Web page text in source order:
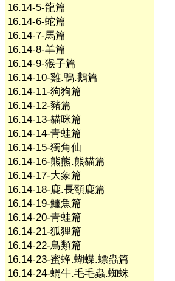
16.14-5-龍篇
16.14-6-蛇篇
16.14-7-馬篇
16.14-8-羊篇
16.14-9-猴子篇
16.14-10-雞.鴨.鵝篇
16.14-11-狗狗篇
16.14-12-豬篇
16.14-13-貓咪篇
16.14-14-青蛙篇
16.14-15-獨角仙
16.14-16-熊熊.熊貓篇
16.14-17-大象篇
16.14-18-鹿.長頸鹿篇
16.14-19-鱷魚篇
16.14-20-青蛙篇
16.14-21-狐狸篇
16.14-22-鳥類篇
16.14-23-蜜蜂.蝴蝶.螵蟲篇
16.14-24-蝸牛.毛毛蟲.蜘蛛